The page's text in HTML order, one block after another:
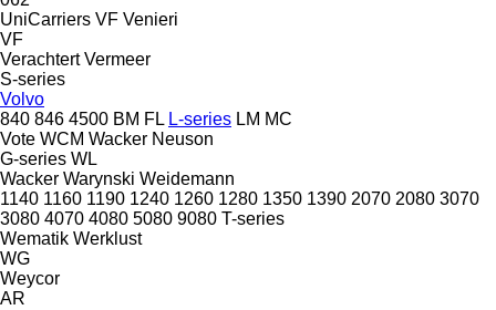
UniCarriers VF Venieri
VF
Verachtert Vermeer
S-series
Volvo
840 846 4500 BM FL L-series LM MC
Vote WCM Wacker Neuson
G-series WL
Wacker Warynski Weidemann
1140 1160 1190 1240 1260 1280 1350 1390 2070 2080 3070
3080 4070 4080 5080 9080 T-series
Wematik Werklust
WG
Weycor
AR